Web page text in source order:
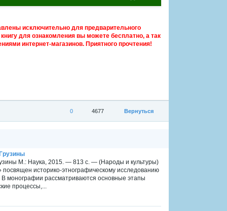
исключительно для предварительного
для ознакомления вы можете бесплатно, а так
интернет-магазинов. Приятного прочтения!
Вернуться
4677
0
М.: Наука, 2015. — 813 с. — (Народы и культуры)
историко-этнографическому исследованию
В монографии рассматриваются основные этапы
процессы,...